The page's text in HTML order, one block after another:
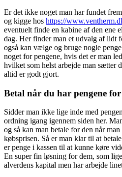
Er det ikke noget man har fundet
og kigge hos https://
eventuelt finde en kabine af den ene
dag. Her finder man et udvalg af lidt
også kan vælge og bruge nogle
noget for pengene, hvis det er man
hvilket som helst arbejde man sætter
altid er godt gjort.
Betal når du har pengene
Sidder man ikke lige inde med
ordning igang igennem siden her.
og så kan man betale for den når
købsprisen. Så er man klar til at
er penge i kassen til at kunne køre
En super fin løsning for dem, som
alverdens kapital men har arbejde